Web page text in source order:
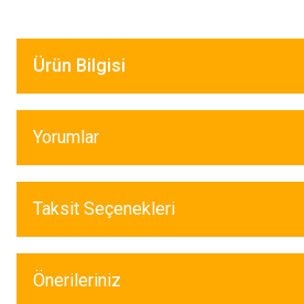
Ürün Bilgisi
Yorumlar
Taksit Seçenekleri
Önerileriniz